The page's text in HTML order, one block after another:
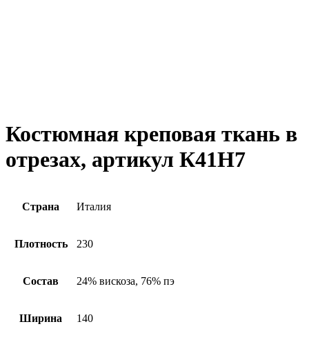
Костюмная креповая ткань в
отрезах, артикул К41Н7
Страна Италия
Плотность 230
Состав 24% вискоза, 76% пэ
Ширина 140